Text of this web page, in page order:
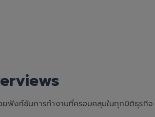
ฟังก์ชันการทำงานที่ครอบคลุมในทุกมิติธุรกิจ